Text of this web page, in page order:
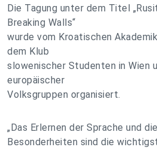
Die Tagung unter dem Titel
Breaking Walls“
wurde vom Kroatischen
dem Klub
slowenischer Studenten in Wien
europäischer
Volksgruppen organisiert.
„Das Erlernen der Sprache und
Besonderheiten sind die